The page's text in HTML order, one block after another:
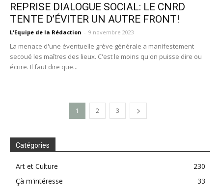
REPRISE DIALOGUE SOCIAL: LE CNRD
TENTE D’ÉVITER UN AUTRE FRONT!
L'Equipe de la Rédaction - 9 novembre 2023
La menace d'une éventuelle grève générale a manifestement
secoué les maîtres des lieux. C'est le moins qu'on puisse dire ou
écrire. Il faut dire que...
1 2 3
Catégories
Art et Culture
230
Çà m'intéresse
33